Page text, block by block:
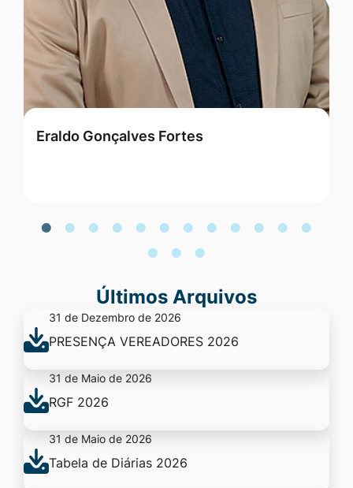
Eraldo Gonçalves Fortes
Últimos Arquivos
31 de Dezembro de 2026
PRESENÇA VEREADORES 2026
31 de Maio de 2026
RGF 2026
31 de Maio de 2026
Tabela de Diárias 2026